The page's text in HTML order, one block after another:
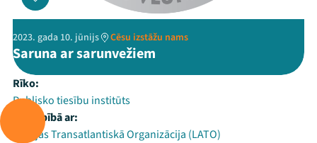
2023. gada 10. jūnijs Cēsu izstāžu nams
Saruna ar sarunvežiem
Rīko:
Publisko tiesību institūts
Sadarbībā ar:
Latvijas Transatlantiskā Organizācija (LATO)